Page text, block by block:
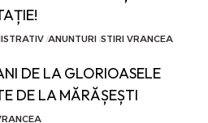
ANUNTURI STIRI VRANCEA
DE LA GLORIOASELE
DE LA MĂRĂȘEȘTI